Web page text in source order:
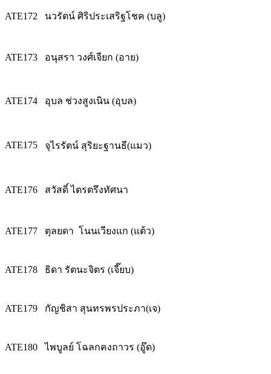
ATE172 นวรัตน์ ศิริประเสริฐโชค (บลู)
ATE173 อนุสรา วงศ์เจียก (อาย)
ATE174 อุบล ช่วงสูงเนิน (อุบล)
ATE175 จุไรรัตน์ สุริยะฐานธี(แมว)
ATE176 สวัสดิ์ ไตรตรึงทัศนา
ATE177 ตุลยดา โนนเวียงแก (แต้ว)
ATE178 ธิดา รัตนะจิตร (เจี๊ยบ)
ATE179 กัญชิสา สุนทรพรประภา(เจ)
ATE180 ไพบูลย์ โฉลกคงถาวร (อู๊ด)